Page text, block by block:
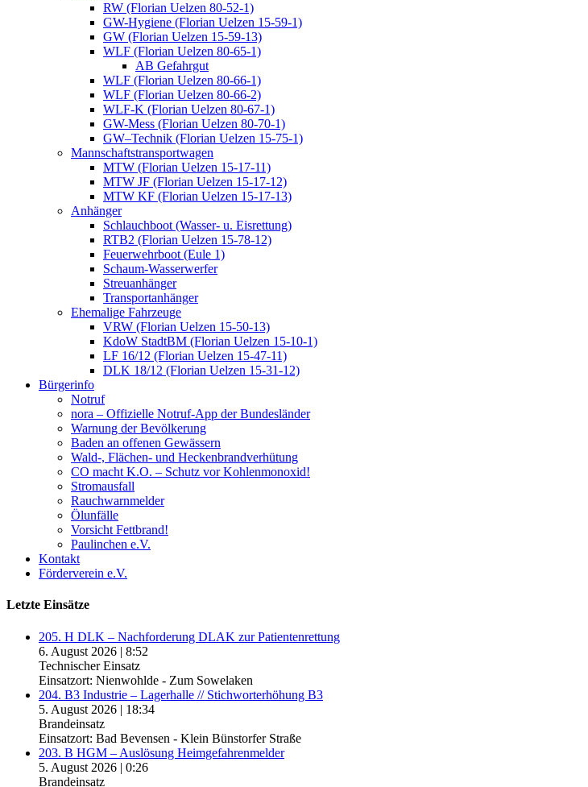
RW (Florian Uelzen 80-52-1)
GW-Hygiene (Florian Uelzen 15-59-1)
GW (Florian Uelzen 15-59-13)
WLF (Florian Uelzen 80-65-1)
AB Gefahrgut
WLF (Florian Uelzen 80-66-1)
WLF (Florian Uelzen 80-66-2)
WLF-K (Florian Uelzen 80-67-1)
GW-Mess (Florian Uelzen 80-70-1)
GW–Technik (Florian Uelzen 15-75-1)
Mannschaftstransportwagen
MTW (Florian Uelzen 15-17-11)
MTW JF (Florian Uelzen 15-17-12)
MTW KF (Florian Uelzen 15-17-13)
Anhänger
Schlauchboot (Wasser- u. Eisrettung)
RTB2 (Florian Uelzen 15-78-12)
Feuerwehrboot (Eule 1)
Schaum-Wasserwerfer
Streuanhänger
Transportanhänger
Ehemalige Fahrzeuge
VRW (Florian Uelzen 15-50-13)
KdoW StadtBM (Florian Uelzen 15-10-1)
LF 16/12 (Florian Uelzen 15-47-11)
DLK 18/12 (Florian Uelzen 15-31-12)
Bürgerinfo
Notruf
nora – Offizielle Notruf-App der Bundesländer
Warnung der Bevölkerung
Baden an offenen Gewässern
Wald-, Flächen- und Heckenbrandverhütung
CO macht K.O. – Schutz vor Kohlenmonoxid!
Stromausfall
Rauchwarnmelder
Ölunfälle
Vorsicht Fettbrand!
Paulinchen e.V.
Kontakt
Förderverein e.V.
Letzte Einsätze
205. H DLK – Nachforderung DLAK zur Patientenrettung
6. August 2026 | 8:52
Technischer Einsatz
Einsatzort: Nienwohlde - Zum Sowelaken
204. B3 Industrie – Lagerhalle // Stichworterhöhung B3
5. August 2026 | 18:34
Brandeinsatz
Einsatzort: Bad Bevensen - Klein Bünstorfer Straße
203. B HGM – Auslösung Heimgefahrenmelder
5. August 2026 | 0:26
Brandeinsatz